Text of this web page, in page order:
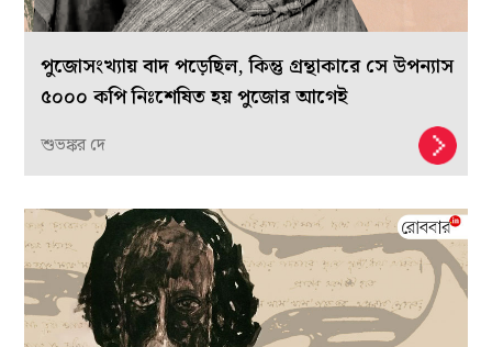
পুজোসংখ্যায় বাদ পড়েছিল, কিন্তু গ্রন্থাকারে সে উপন্যাস
৫০০০ কপি নিঃশেষিত হয় পুজোর আগেই
শুভঙ্কর দে